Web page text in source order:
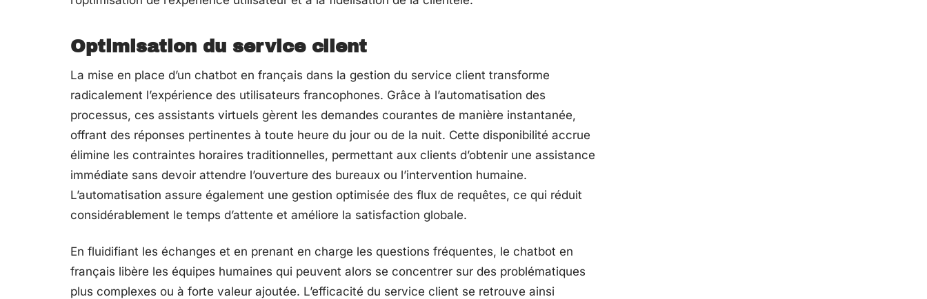
Optimisation du service client
La mise en place d’un chatbot en français dans la gestion du service client transforme
radicalement l’expérience des utilisateurs francophones. Grâce à l’automatisation des
processus, ces assistants virtuels gèrent les demandes courantes de manière instantanée,
offrant des réponses pertinentes à toute heure du jour ou de la nuit. Cette disponibilité accrue
élimine les contraintes horaires traditionnelles, permettant aux clients d’obtenir une assistance
immédiate sans devoir attendre l’ouverture des bureaux ou l’intervention humaine.
L’automatisation assure également une gestion optimisée des flux de requêtes, ce qui réduit
considérablement le temps d’attente et améliore la satisfaction globale.
En fluidifiant les échanges et en prenant en charge les questions fréquentes, le chatbot en
français libère les équipes humaines qui peuvent alors se concentrer sur des problématiques
plus complexes ou à forte valeur ajoutée. L’efficacité du service client se retrouve ainsi